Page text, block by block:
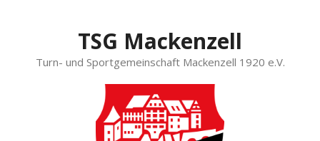
TSG Mackenzell
Turn- und Sportgemeinschaft Mackenzell 1920 e.V.